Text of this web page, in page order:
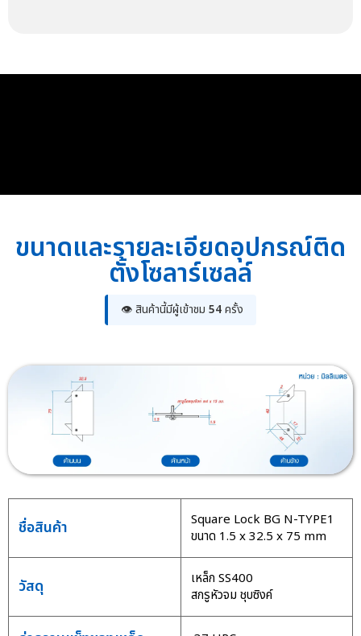
ขนาดและรายละเอียดอุปกรณ์ติด
ตั้งโซลาร์เซลล์
👁 สินค้านี้มีผู้เข้าชม 54ครั้ง
ชื่อสินค้า
Square Lock BG N-TYPE1
ขนาด 1.5 x 32.5 x 75 mm
วัสดุ
เหล็ก SS400
สกรูหัวจม ชุบซิงค์